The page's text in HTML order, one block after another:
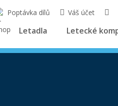
Poptávka dílů Váš účet
Letadla Letecké